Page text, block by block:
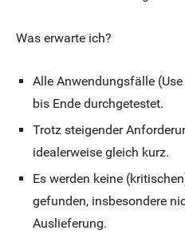
Was erwarte ich?
Alle Anwendungsfälle
bis Ende durchgetestet.
Trotz steigender
idealerweise gleich kurz.
Es werden keine
gefunden, insbesondere
Auslieferung.